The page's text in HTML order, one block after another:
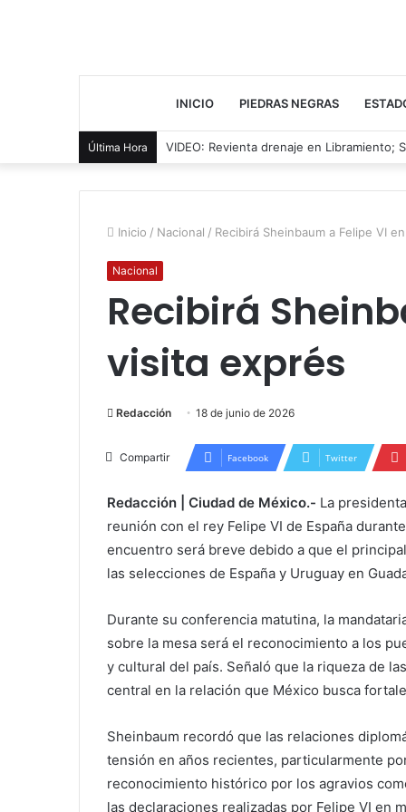
INICIO PIEDRAS NEGRAS
Última Hora Cae presunto distribuidor durante cateo
Inicio / Nacional / Recibirá Sheinbaum a Felipe VI
Nacional
Recibirá
visita exprés
Redacción 18 de junio de 2026
Compartir Facebook Twitter
Redacción | Ciudad de México.- La
reunión con el rey Felipe VI de España
encuentro será breve debido a que el
las selecciones de España y Uruguay en
Durante su conferencia matutina, la
sobre la mesa será el reconocimiento a los
y cultural del país. Señaló que la riqueza de
central en la relación que México busca
Sheinbaum recordó que las relaciones
tensión en años recientes, particularmente
reconocimiento histórico por los agravios
las declaraciones realizadas por Felipe VI en